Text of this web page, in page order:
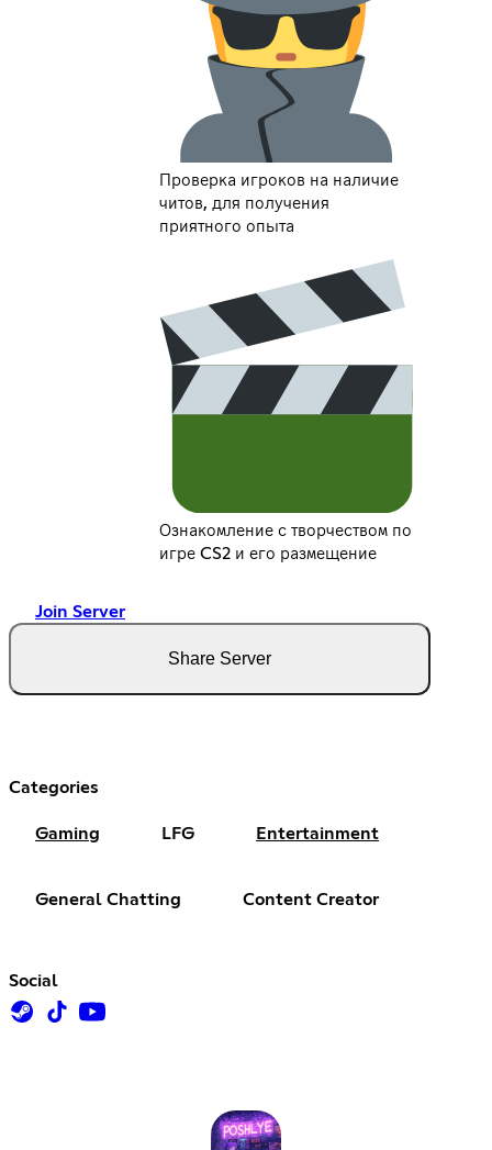
Проверка игроков на наличие
читов, для получения
приятного опыта
Ознакомление с творчеством по
игре CS2 и его размещение
Join Server
Share Server
Categories
Gaming LFG Entertainment
General Chatting Content Creator
Social